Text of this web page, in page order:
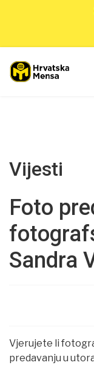
Vijesti
Foto
Sandra
Vjerujete li
predavanju u